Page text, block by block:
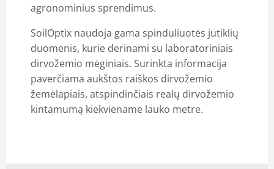
agronominius sprendimus.
SoilOptix naudoja gama spinduliuotės jutiklių
duomenis, kurie derinami su laboratoriniais
dirvožemio mėginiais. Surinkta informacija
paverčiama aukštos raiškos dirvožemio
žemėlapiais, atspindinčiais realų dirvožemio
kintamumą kiekviename lauko metre.